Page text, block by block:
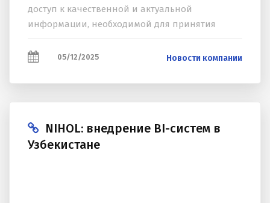
доступ к качественной и актуальной
информации, необходимой для принятия
потребности заказчиков...
05/12/2025 Новости компании
NIHOL: внедрение BI-систем в
Узбекистане